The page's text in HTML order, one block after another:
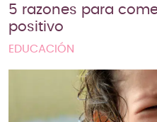
5 razones para
positivo
EDUCACIÓN